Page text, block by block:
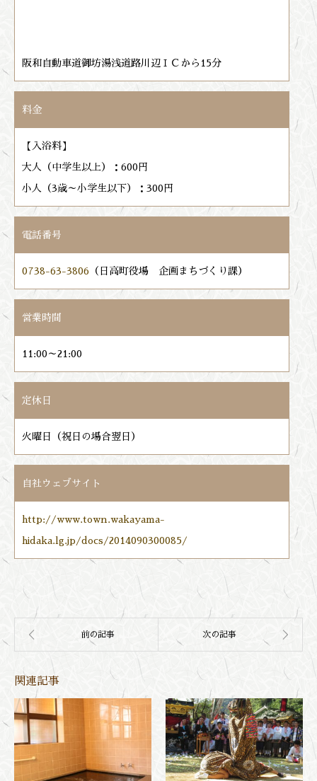
阪和自動車道御坊湯浅道路川辺ＩＣから15分
料金
【入浴料】
大人（中学生以上）：600円
小人（3歳～小学生以下）：300円
電話番号
0738-63-3806 （日高町役場 企画まちづくり課）
営業時間
11:00～21:00
定休日
火曜日（祝日の場合翌日）
自社ウェブサイト
http://www.town.wakayama-
hidaka.lg.jp/docs/2014090300085/
関連記事